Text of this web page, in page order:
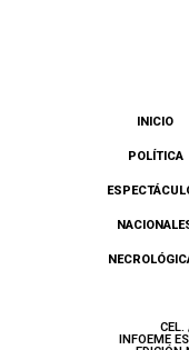
INICIO
POLÍTICA
CEL.
INFOEME